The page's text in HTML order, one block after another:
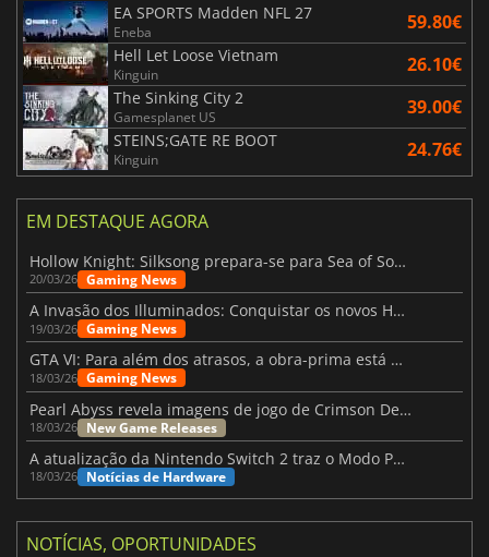
EA SPORTS Madden NFL 27
Eneba 59.80€
Hell Let Loose Vietnam
Kinguin 26.10€
The Sinking City 2
Gamesplanet US 39.00€
STEINS;GATE RE BOOT
Kinguin 24.76€
EM DESTAQUE AGORA
Hollow Knight: Silksong prepara-se para Sea of Sorrow com um patch
20/03/26 Gaming News
A Invasão dos Illuminados: Conquistar os novos Helldivers 2 Atualização!
19/03/26 Gaming News
GTA VI: Para além dos atrasos, a obra-prima está quase a chegar
18/03/26 Gaming News
Pearl Abyss revela imagens de jogo de Crimson Desert para a PS5
18/03/26 New Game Releases
A atualização da Nintendo Switch 2 traz o Modo Portátil aos jogos mais antigos da Switch
18/03/26 Notícias de Hardware
NOTÍCIAS, OPORTUNIDADES